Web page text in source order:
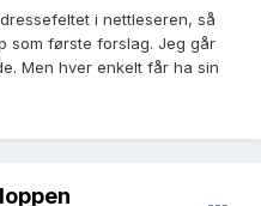
i nettleseren, så
som første forslag. Jeg går
Men hver enkelt får ha sin